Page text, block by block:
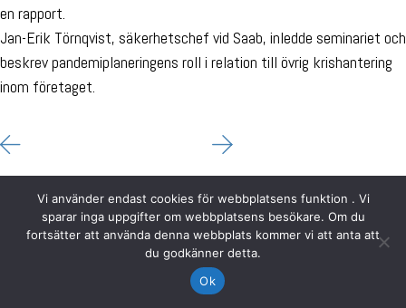
en rapport.
Jan-Erik Törnqvist, säkerhetschef vid Saab, inledde seminariet och
beskrev pandemiplaneringens roll i relation till övrig krishantering
inom företaget.
Vi använder endast cookies för webbplatsens funktion . Vi
sparar inga uppgifter om webbplatsens besökare. Om du
fortsätter att använda denna webbplats kommer vi att anta att
du godkänner detta.
Ok